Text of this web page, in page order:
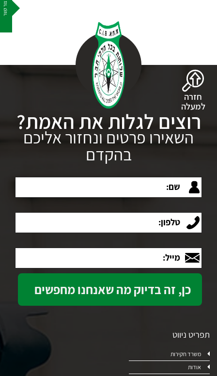
צור קשר
חזרה
למעלה
רוצים לגלות את האמת?
השאירו פרטים ונחזור אליכם
בהקדם
שם:
טלפון:
מייל:
תפריט ניווט
משרד חקירות
אודות